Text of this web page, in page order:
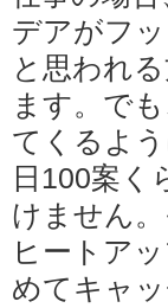
デアがフ
と思われ
ます。で
てくるよ
日100案く
けません
ヒートア
めてキャ